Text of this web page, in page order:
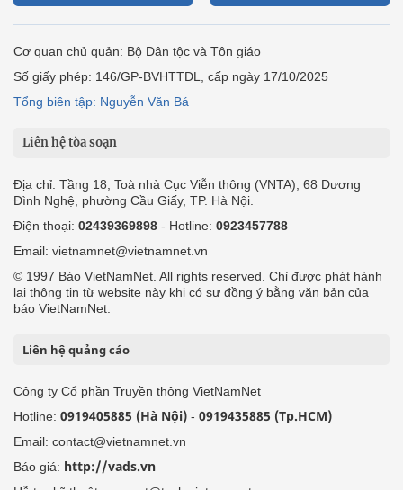
Cơ quan chủ quản: Bộ Dân tộc và Tôn giáo
Số giấy phép: 146/GP-BVHTTDL, cấp ngày 17/10/2025
Tổng biên tập: Nguyễn Văn Bá
Liên hệ tòa soạn
Địa chỉ: Tầng 18, Toà nhà Cục Viễn thông (VNTA), 68 Dương
Đình Nghệ, phường Cầu Giấy, TP. Hà Nội.
Điện thoại: 02439369898 - Hotline: 0923457788
Email: vietnamnet@vietnamnet.vn
© 1997 Báo VietNamNet. All rights reserved. Chỉ được phát hành
lại thông tin từ website này khi có sự đồng ý bằng văn bản của
báo VietNamNet.
Liên hệ quảng cáo
Công ty Cổ phần Truyền thông VietNamNet
Hotline: 0919405885 (Hà Nội) - 0919435885 (Tp.HCM)
Email: contact@vietnamnet.vn
Báo giá: http://vads.vn